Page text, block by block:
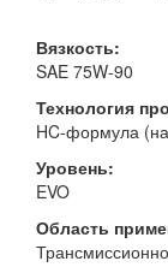
Вязкость:
SAE 75W-90
Технология
HC-формула (на
Уровень:
EVO
Область